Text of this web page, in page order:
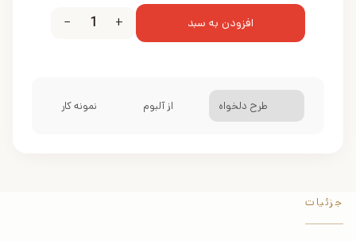
افزودن به سبد +
1
−
طرح دلخواه از آلبوم نمونه کار
جزئیات